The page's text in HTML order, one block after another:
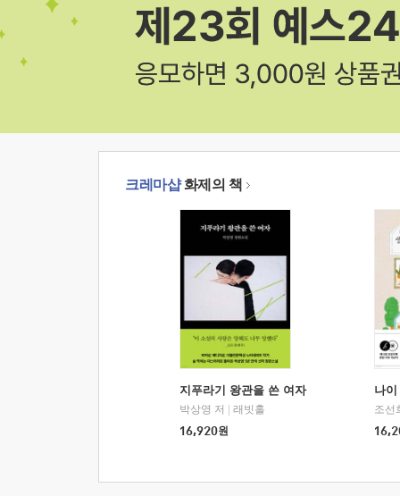
크레마샵화제의 책
지푸라기 왕관을 쓴 여자
박상영 저
래빗홀
16,920원
나
조선